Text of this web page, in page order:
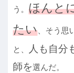
う。 ほんと
たい 、そう
と、
人も自分
師を選んだ。